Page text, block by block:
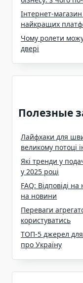
Інтернет-
найкращих
Чому ролети
двері
Полезные
Лайфхаки для
великому потоці
Які тренди у
у 2025 році
FAQ: Відповіді
на новини
Переваги
користуватись
ТОП-5 джерел
про Україну